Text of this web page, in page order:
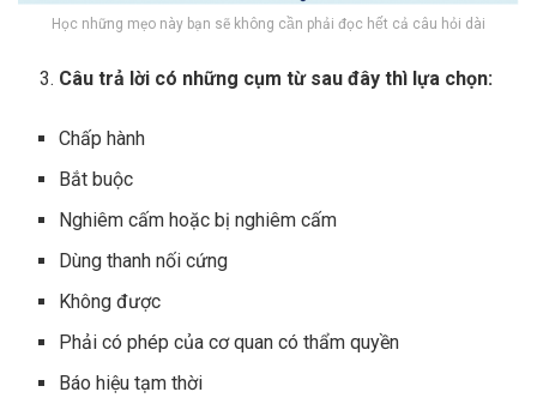
Học những mẹo này bạn sẽ không cần phải đọc hết cả câu hỏi dài
Câu trả lời có những cụm từ sau đây thì lựa chọn:
Chấp hành
Bắt buộc
Nghiêm cấm hoặc bị nghiêm cấm
Dùng thanh nối cứng
Không được
Phải có phép của cơ quan có thẩm quyền
Báo hiệu tạm thời